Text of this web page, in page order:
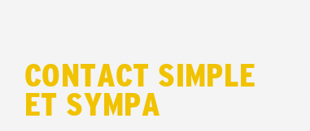
CONTACT SIMPLE
ET SYMPA